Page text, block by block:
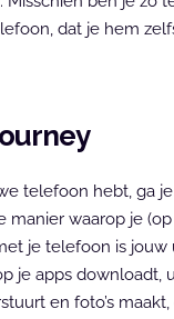
dat je hem
telefoon hebt, ga
manier waarop je
je telefoon is jouw
je apps downloadt,
en foto’s